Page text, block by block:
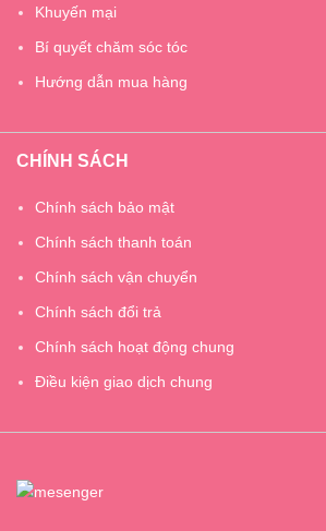
Khuyến mại
Bí quyết chăm sóc tóc
Hướng dẫn mua hàng
CHÍNH SÁCH
Chính sách bảo mật
Chính sách thanh toán
Chính sách vận chuyển
Chính sách đổi trả
Chính sách hoạt động chung
Điều kiện giao dịch chung